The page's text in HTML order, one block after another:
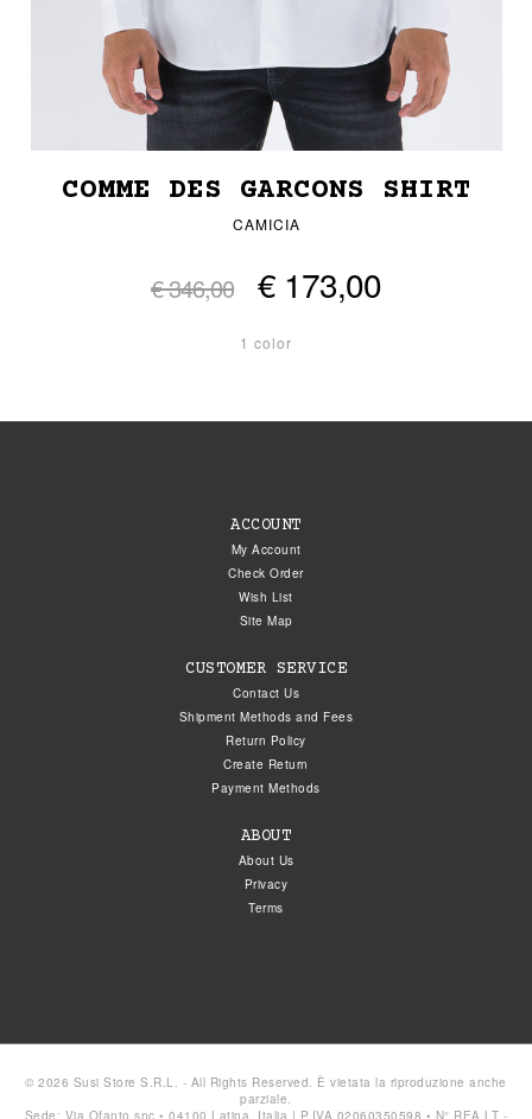
COMME DES GARCONS SHIRT
CAMICIA
€ 346,00 € 173,00
1 color
ACCOUNT
My Account
Check Order
Wish List
Site Map
CUSTOMER SERVICE
Contact Us
Shipment Methods and Fees
Return Policy
Create Return
Payment Methods
ABOUT
About Us
Privacy
Terms
© 2026 Susi Store S.R.L. - All Rights Reserved. È vietata la riproduzione anche
parziale.